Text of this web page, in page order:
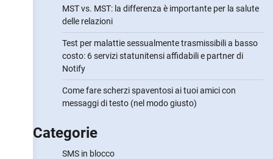
MST vs. MST: la differenza è importante per la salute
delle relazioni
Test per malattie sessualmente trasmissibili a basso
costo: 6 servizi statunitensi affidabili e partner di
Notify
Come fare scherzi spaventosi ai tuoi amici con
messaggi di testo (nel modo giusto)
Categorie
SMS in blocco